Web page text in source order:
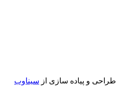
طراحی و پیاده سازی از سیناوب